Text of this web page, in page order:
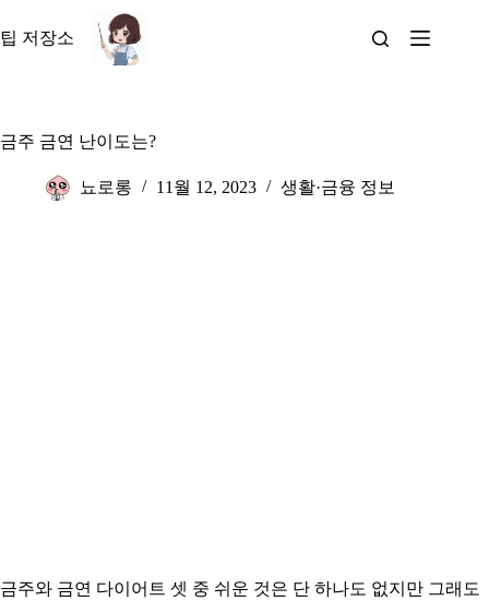
문
뛰
팁 저장소
금주 금연 난이도는?
뇨로롱 11월 12, 2023 생활·금융 정보
금주와 금연 다이어트 셋 중 쉬운 것은 단 하나도 없지만 그래도